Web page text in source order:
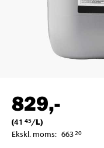
829,-
(41 45/L)
Ekskl. moms: 66320